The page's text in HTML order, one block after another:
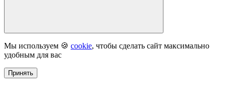
Мы используем 🍪 cookie, чтобы сделать сайт максимально
удобным для вас
Принять